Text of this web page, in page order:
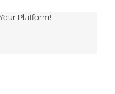
Platform!